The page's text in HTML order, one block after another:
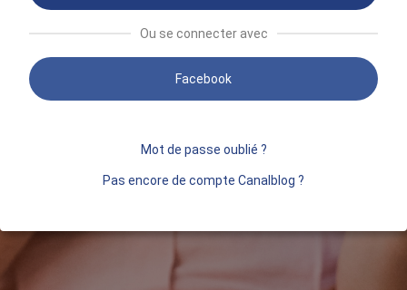
Ou se connecter avec
Facebook
Mot de passe oublié ?
Pas encore de compte Canalblog ?